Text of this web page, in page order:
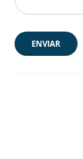
ENVIAR